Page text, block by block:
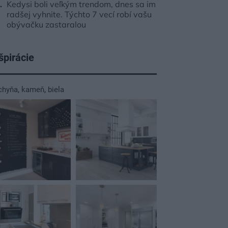
Kedysi boli veľkým trendom, dnes sa im
radšej vyhnite. Týchto 7 vecí robí vašu
obývačku zastaralou
, kameň, biela